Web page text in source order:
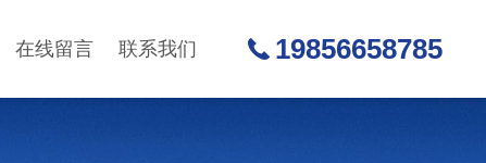
在线留言 联系我们 19856658785